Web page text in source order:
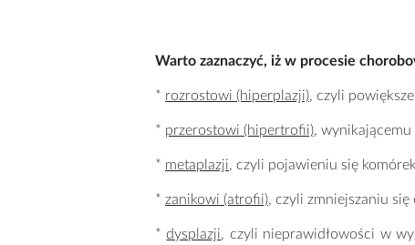
Warto zaznaczyć, iż w procesie
* rozrostowi (hiperplazji), czyli
* przerostowi (hipertrofii),
* metaplazji, czyli pojawieniu się
* zanikowi (atrofii), czyli zmniejszaniu
*dysplazji, czyli nieprawidłowości w